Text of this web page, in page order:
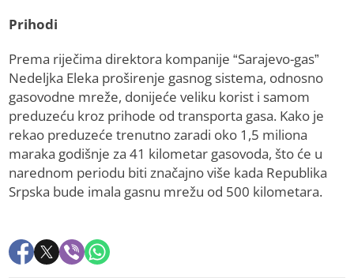
Prihodi
Prema riječima direktora kompanije “Sarajevo-gas”
Nedeljka Eleka proširenje gasnog sistema, odnosno
gasovodne mreže, donijeće veliku korist i samom
preduzeću kroz prihode od transporta gasa. Kako je
rekao preduzeće trenutno zaradi oko 1,5 miliona
maraka godišnje za 41 kilometar gasovoda, što će u
narednom periodu biti značajno više kada Republika
Srpska bude imala gasnu mrežu od 500 kilometara.